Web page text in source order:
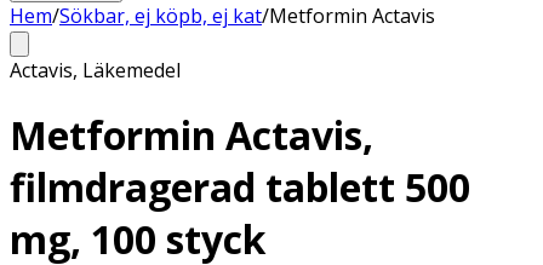
Hem/Sökbar, ej köpb, ej kat/Metformin Actavis
Actavis, Läkemedel
Metformin Actavis,
filmdragerad tablett 500
mg, 100 styck